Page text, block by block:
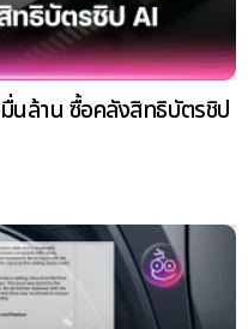
นล้าน ซื้อคลังสิทธิบัตรชิป